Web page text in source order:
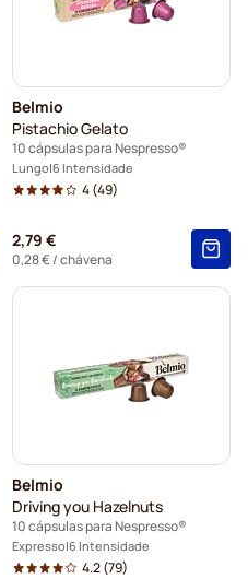
Belmio
Pistachio Gelato
10 cápsulas para Nespresso®
Lungo 6 Intensidade
4(49)
2,79 €
0,28 €/ chávena
Belmio
Driving you Hazelnuts
10 cápsulas para Nespresso®
Expresso 6 Intensidade
4.2(79)